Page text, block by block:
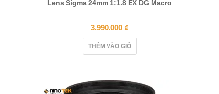
Lens Sigma 24mm 1:1.8 EX DG Macro
3.990.000 ₫
THÊM VÀO GIỎ